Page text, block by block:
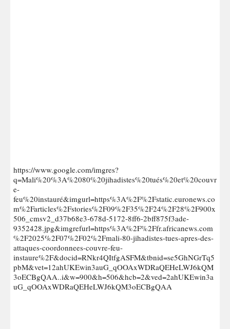
https://www.google.com/imgres?
q=Mali%20%3A%2080%20jihadistes%20tués%20et%20couvr
e-
feu%20instauré&imgurl=https%3A%2F%2Fstatic.euronews.co
m%2Farticles%2Fstories%2F09%2F35%2F24%2F28%2F900x
506_cmsv2_d37b68e3-678d-5172-8ff6-2bff875f3ade-
9352428.jpg&imgrefurl=https%3A%2F%2Ffr.africanews.com
%2F2025%2F07%2F02%2Fmali-80-jihadistes-tues-apres-des-
attaques-coordonnees-couvre-feu-
instaure%2F&docid=RNkr4QItfgASFM&tbnid=se5GhNGrTq5
pbM&vet=12ahUKEwin3auG_qOOAxWDRaQEHeLWJ6kQM
3oECBgQAA..i&w=900&h=506&hcb=2&ved=2ahUKEwin3a
uG_qOOAxWDRaQEHeLWJ6kQM3oECBgQAA